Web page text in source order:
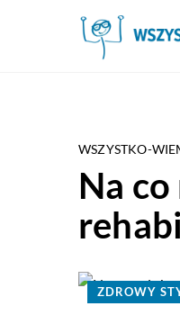
WSZYSTKO-
Na
ZDROWY